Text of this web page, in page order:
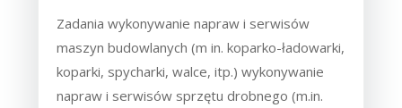
Zadania wykonywanie napraw i serwisów
maszyn budowlanych (m in. koparko-ładowarki,
koparki, spycharki, walce, itp.) wykonywanie
napraw i serwisów sprzętu drobnego (m.in.